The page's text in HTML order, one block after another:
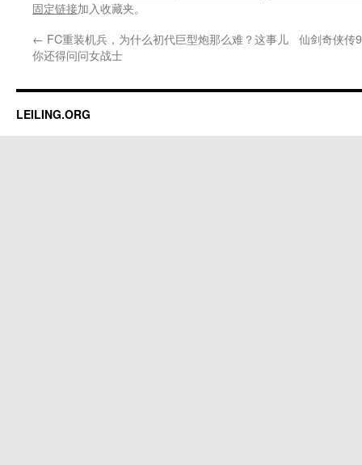
固定链接加入收藏夹。
← FC重装机兵，为什么初代巨型炮那么难？这事儿
你还得问问女战士
仙剑奇侠传
LEILING.ORG